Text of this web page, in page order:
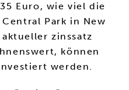
Euro, wie viel die
Park in New
zinssatz
können
werden.